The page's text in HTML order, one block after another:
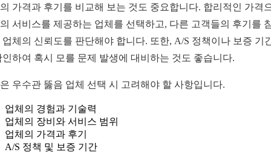
가격과 후기를 비교해 보는 것도 중요합니다. 합리적인 가격
서비스를 제공하는 업체를 선택하고, 다른 고객들의 후기를
업체의 신뢰도를 판단해야 합니다. 또한, A/S 정책이나 보증 기
인하여 혹시 모를 문제 발생에 대비하는 것도 좋습니다.
우수관 뚫음 업체 선택 시 고려해야 할 사항입니다.
업체의 경험과 기술력
업체의 장비와 서비스 범위
업체의 가격과 후기
A/S 정책 및 보증 기간